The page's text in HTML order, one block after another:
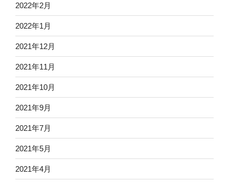
2022年2月
2022年1月
2021年12月
2021年11月
2021年10月
2021年9月
2021年7月
2021年5月
2021年4月